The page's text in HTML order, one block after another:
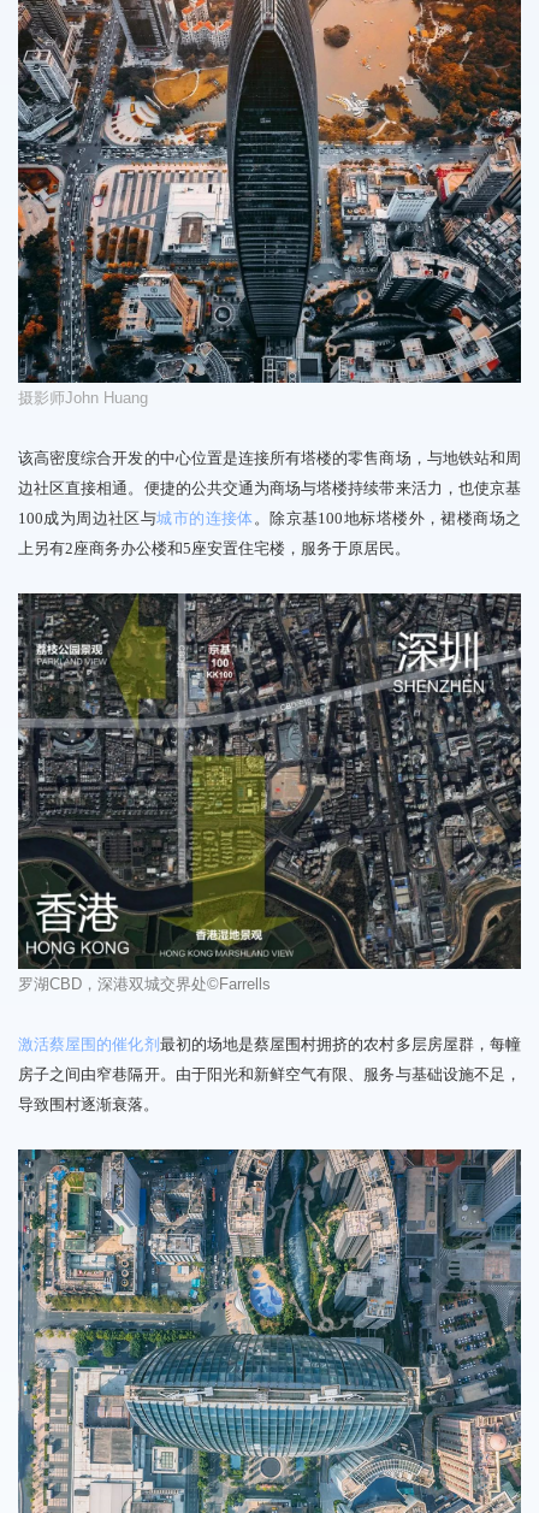
摄影师John Huang
该高密度综合开发的中心位置是连接所有塔楼的零售商场，与地铁站和周
边社区直接相通。 便捷的公共交通为商场与塔楼持续带来活力，也使京基
100成为周边社区与城市的连接体。除京基100地标塔楼外，裙楼商场之
上另有2座商务办公楼和5座安置住宅楼，服务于原居民。
罗湖CBD ，深港双城交界处©Farrells
激活蔡屋围的催化剂最初的场地是蔡屋围村拥挤的农村多层房屋群，每幢
房子之间由窄巷隔开。由于阳光和新鲜空气有限、服务与基础设施不足，
导致围村逐渐衰落。